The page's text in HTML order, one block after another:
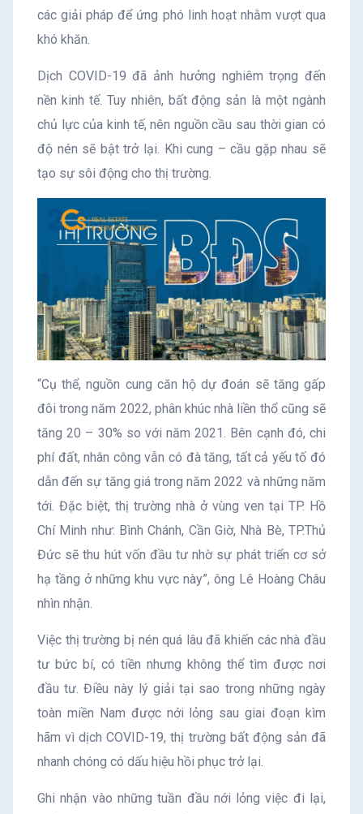
các giải pháp để ứng phó linh hoạt nhằm vượt qua
khó khăn.
Dịch COVID-19 đã ảnh hưởng nghiêm trọng đến
nền kinh tế. Tuy nhiên, bất động sản là một ngành
chủ lực của kinh tế, nên nguồn cầu sau thời gian có
độ nén sẽ bật trở lại. Khi cung – cầu gặp nhau sẽ
tạo sự sôi động cho thị trường.
“Cụ thể, nguồn cung căn hộ dự đoán sẽ tăng gấp
đôi trong năm 2022, phân khúc nhà liền thổ cũng sẽ
tăng 20 – 30% so với năm 2021. Bên cạnh đó, chi
phí đất, nhân công vẫn có đà tăng, tất cả yếu tố đó
dẫn đến sự tăng giá trong năm 2022 và những năm
tới. Đặc biệt, thị trường nhà ở vùng ven tại TP. Hồ
Chí Minh như: Bình Chánh, Cần Giờ, Nhà Bè, TP.Thủ
Đức sẽ thu hút vốn đầu tư nhờ sự phát triển cơ sở
hạ tầng ở những khu vực này”, ông Lê Hoàng Châu
nhìn nhận.
Việc thị trường bị nén quá lâu đã khiến các nhà đầu
tư bức bí, có tiền nhưng không thể tìm được nơi
đầu tư. Điều này lý giải tại sao trong những ngày
toàn miền Nam được nới lỏng sau giai đoạn kìm
hãm vì dịch COVID-19, thị trường bất động sản đã
nhanh chóng có dấu hiệu hồi phục trở lại.
Ghi nhận vào những tuần đầu nới lỏng việc đi lại,